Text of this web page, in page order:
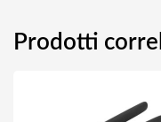
Prodotti